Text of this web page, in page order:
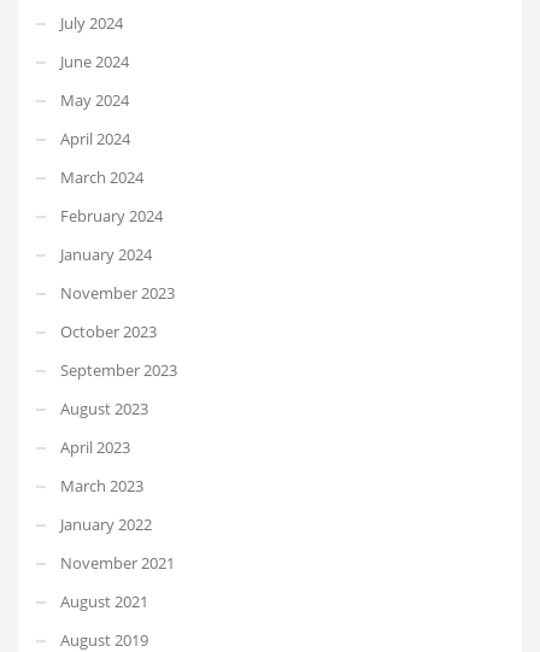
July 2024
June 2024
May 2024
April 2024
March 2024
February 2024
January 2024
November 2023
October 2023
September 2023
August 2023
April 2023
March 2023
January 2022
November 2021
August 2021
August 2019